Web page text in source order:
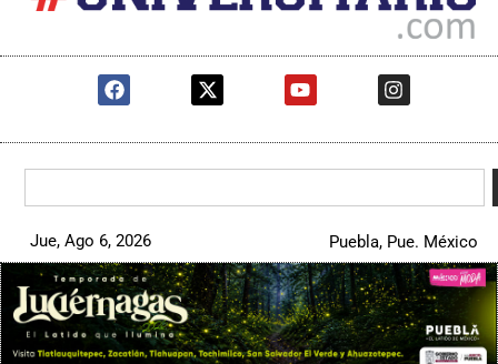
Jue, Ago 6, 2026 Puebla, Pue. México